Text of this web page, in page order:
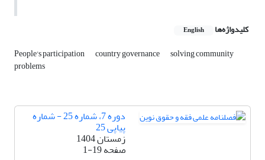
کلیدواژه‌ها English
People's participation country governance solving community
problems
دوره 7، شماره 25 - شماره
پیاپی 25
زمستان 1404
صفحه1-19